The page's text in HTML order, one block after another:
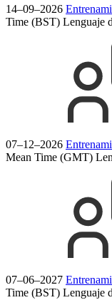
14–09–2026
Time (BST) Lenguaje
07–12–2026
Mean Time (GMT)
07–06–2027
Time (BST) Lenguaje